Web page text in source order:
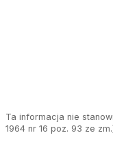
Ta informacja nie
1964 nr 16 poz. 93 ze